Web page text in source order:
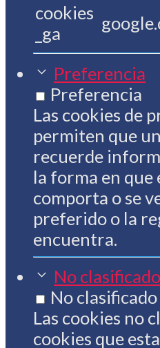
cookies
_ga
Preferencia
Preferencia
Las cookies de
permiten que
recuerde
la forma en que
comporta o se
preferido o la
encuentra.
No clasificado
No clasificado
Las cookies no
cookies que